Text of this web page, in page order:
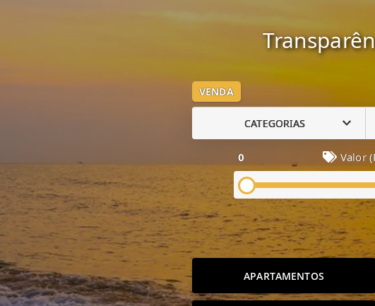
VENDA
CATEGORIAS
0 Valor
APARTAMENTOS